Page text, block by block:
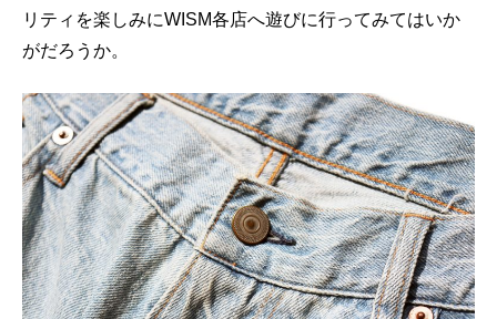
リティを楽しみにWISM各店へ遊びに行ってみてはいか
がだろうか。